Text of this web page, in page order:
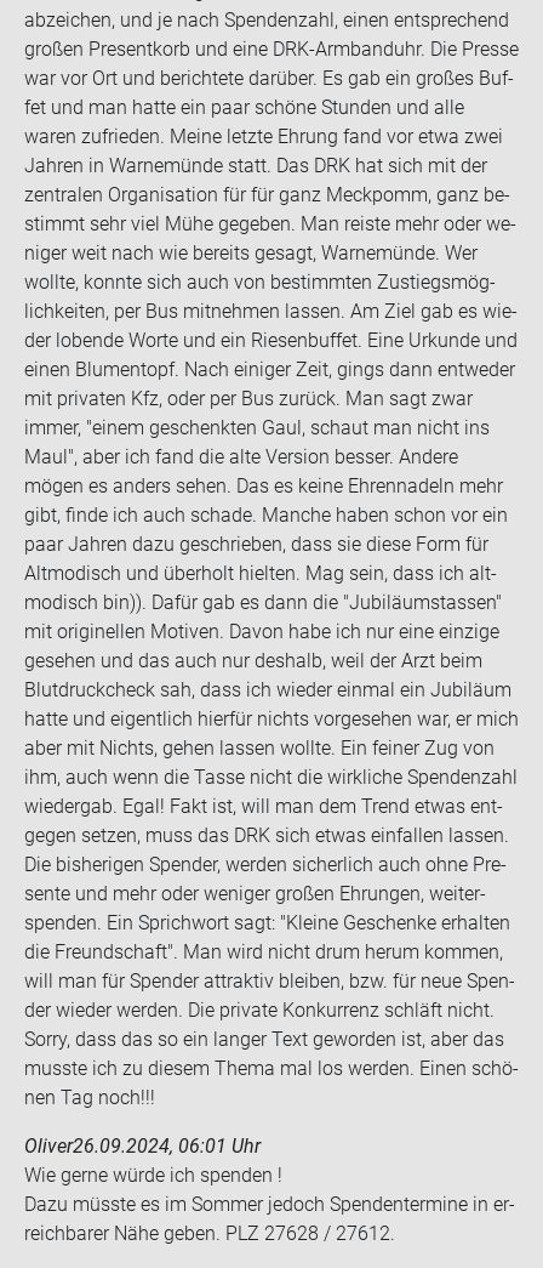
ab­zei­chen, und je nach Spen­den­zahl, einen ent­spre­chend
gro­ßen Pre­sent­korb und eine DRK-​Armbanduhr. Die Pres­se
war vor Ort und be­rich­te­te dar­über. Es gab ein gro­ßes Buf­
fet und man hatte ein paar schö­ne Stun­den und alle
waren zu­frie­den. Meine letz­te Eh­rung fand vor etwa zwei
Jah­ren in War­ne­mün­de statt. Das DRK hat sich mit der
zen­tra­len Or­ga­ni­sa­ti­on für für ganz Meck­pomm, ganz be­
stimmt sehr viel Mühe ge­ge­ben. Man reis­te mehr oder we­
ni­ger weit nach wie be­reits ge­sagt, War­ne­mün­de. Wer
woll­te, konn­te sich auch von be­stimm­ten Zu­stiegs­mög­
lich­kei­ten, per Bus mit­neh­men las­sen. Am Ziel gab es wie­
der lo­ben­de Worte und ein Rie­sen­buf­fet. Eine Ur­kun­de und
einen Blu­men­topf. Nach ei­ni­ger Zeit, gings dann ent­we­der
mit pri­va­ten Kfz, oder per Bus zu­rück. Man sagt zwar
immer, "einem ge­schenk­ten Gaul, schaut man nicht ins
Maul", aber ich fand die alte Ver­si­on bes­ser. An­de­re
mögen es an­ders sehen. Das es keine Eh­ren­na­deln mehr
gibt, finde ich auch scha­de. Man­che haben schon vor ein
paar Jah­ren dazu ge­schrie­ben, dass sie diese Form für
Alt­mo­disch und über­holt hiel­ten. Mag sein, dass ich alt­
mo­disch bin)). Dafür gab es dann die "Ju­bi­lä­umstas­sen"
mit ori­gi­nel­len Mo­ti­ven. Davon habe ich nur eine ein­zi­ge
ge­se­hen und das auch nur des­halb, weil der Arzt beim
Blut­druck­check sah, dass ich wie­der ein­mal ein Ju­bi­lä­um
hatte und ei­gent­lich hier­für nichts vor­ge­se­hen war, er mich
aber mit Nichts, gehen las­sen woll­te. Ein fei­ner Zug von
ihm, auch wenn die Tasse nicht die wirk­li­che Spen­den­zahl
wie­der­gab. Egal! Fakt ist, will man dem Trend etwas ent­
ge­gen set­zen, muss das DRK sich etwas ein­fal­len las­sen.
Die bis­he­ri­gen Spen­der, wer­den si­cher­lich auch ohne Pre­
sen­te und mehr oder we­ni­ger gro­ßen Eh­run­gen, wei­ter­
spen­den. Ein Sprich­wort sagt: "Klei­ne Ge­schen­ke er­hal­ten
die Freund­schaft". Man wird nicht drum herum kom­men,
will man für Spen­der at­trak­tiv blei­ben, bzw. für neue Spen­
der wie­der wer­den. Die pri­va­te Kon­kur­renz schläft nicht.
Sorry, dass das so ein lan­ger Text ge­wor­den ist, aber das
muss­te ich zu die­sem Thema mal los wer­den. Einen schö­
nen Tag noch!!!
Oliver26.09.2024, 06:01 Uhr
Wie gerne würde ich spen­den !
Dazu müss­te es im Som­mer je­doch Spen­den­ter­mi­ne in er­
reich­ba­rer Nähe geben. PLZ 27628 / 27612.